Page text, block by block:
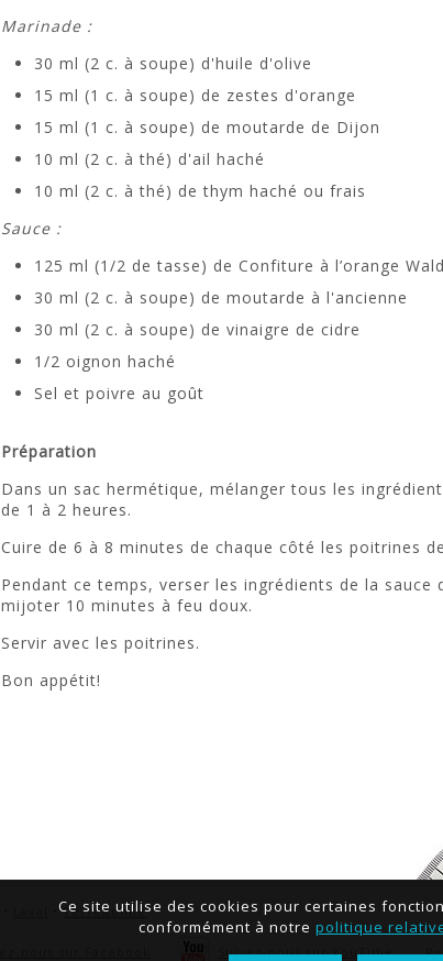
Ce site utilise des cookies pour certaines
conformément à notre politique
Marinade :
30 ml (2 c. à soupe) d'huile d'olive
15 ml (1 c. à soupe) de zestes d'orange
15 ml (1 c. à soupe) de moutarde de Dijon
10 ml (2 c. à thé) d'ail haché
10 ml (2 c. à thé) de thym haché ou frais
Sauce :
125 ml (1/2 de tasse) de Confiture à l’orange
30 ml (2 c. à soupe) de moutarde à l'ancienne
30 ml (2 c. à soupe) de vinaigre de cidre
1/2 oignon haché
Sel et poivre au goût
Préparation
Dans un sac hermétique, mélanger tous les
de 1 à 2 heures.
Cuire de 6 à 8 minutes de chaque côté les poitrines
Pendant ce temps, verser les ingrédients de la
mijoter 10 minutes à feu doux.
Servir avec les poitrines.
Bon appétit!
•Terrebonne
Suivez-nous sur YouTube